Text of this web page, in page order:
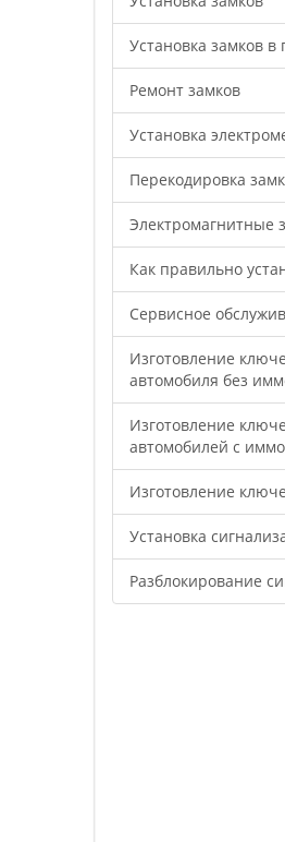
Установка замков
Ремонт замков
Установка
Перекодировка
Электромагнитные
Как правильно
Cервисное
Изготовление
автомобиля без
Изготовление
автомобилей с
Изготовление
Установка
Разблокирование